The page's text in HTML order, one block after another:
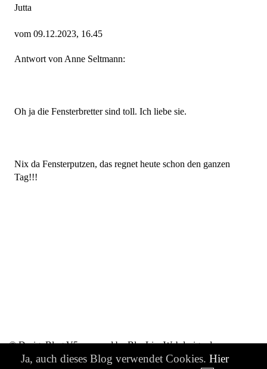
Jutta
vom 09.12.2023, 16.45
Antwort von Anne Seltmann:
Oh ja die Fensterbretter sind toll. Ich liebe sie.
Nix da Fensterputzen, das regnet heute schon den ganzen
Tag!!!
© DesignBlog V5 powered by BlueLionWebdesign.de
Ja, auch dieses Blog verwendet Cookies. Hier